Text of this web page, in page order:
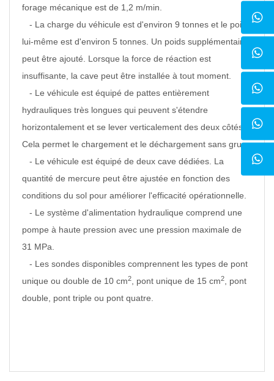
forage mécanique est de 1,2 m/min.
- La charge du véhicule est d'environ 9 tonnes et le poids
lui-même est d'environ 5 tonnes. Un poids supplémentaire
peut être ajouté. Lorsque la force de réaction est
insuffisante, la cave peut être installée à tout moment.
- Le véhicule est équipé de pattes entièrement
hydrauliques très longues qui peuvent s'étendre
horizontalement et se lever verticalement des deux côtés.
Cela permet le chargement et le déchargement sans grue.
- Le véhicule est équipé de deux cave dédiées. La
quantité de mercure peut être ajustée en fonction des
conditions du sol pour améliorer l'efficacité opérationnelle.
- Le système d'alimentation hydraulique comprend une
pompe à haute pression avec une pression maximale de
31 MPa.
- Les sondes disponibles comprennent les types de pont
unique ou double de 10 cm2, pont unique de 15 cm2, pont
double, pont triple ou pont quatre.